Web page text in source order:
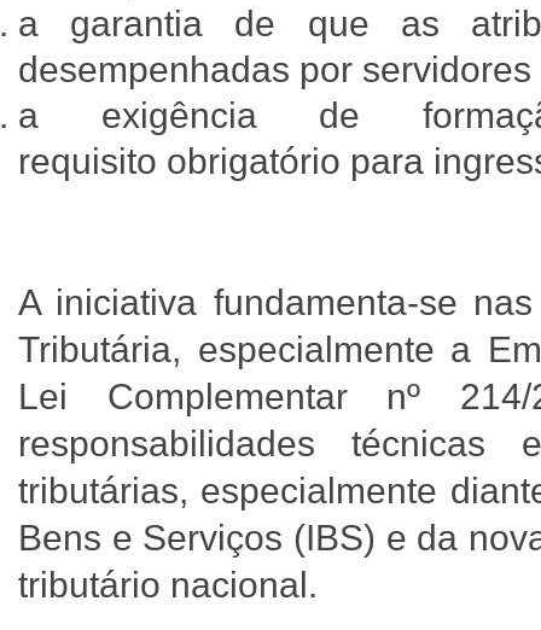
a garantia de que as
desempenhadas por
a exigência de
requisito obrigatório para
A iniciativa fundamenta-se
Tributária, especialmente a
Lei Complementar nº
responsabilidades técnicas
tributárias, especialmente
Bens e Serviços (IBS) e da
tributário nacional.